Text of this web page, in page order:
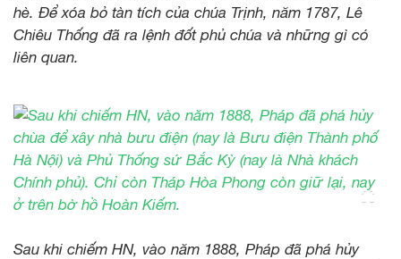
hè. Để xóa bỏ tàn tích của chúa Trịnh, năm 1787, Lê
Chiêu Thống đã ra lệnh đốt phủ chúa và những gì có
liên quan.
Sau khi chiếm HN, vào năm 1888, Pháp đã phá hủy